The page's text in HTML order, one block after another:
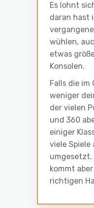
Es lohnt
daran hast
wühlen,
etwas
Konsolen.
Falls die
weniger
der vielen
und 360
einiger
viele
umgesetzt.
kommt
richtigen